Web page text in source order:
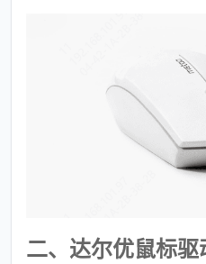
二、达尔优鼠标